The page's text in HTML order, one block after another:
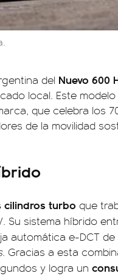
del Nuevo 600
local. Este modelo
que celebra los
de la movilidad
cilindros turbo que
Su sistema híbrido
automática e-DCT de
. Gracias a esta
y logra un